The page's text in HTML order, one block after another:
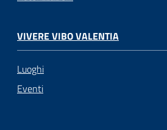
VIVERE VIBO VALENTIA
Luoghi
Eventi